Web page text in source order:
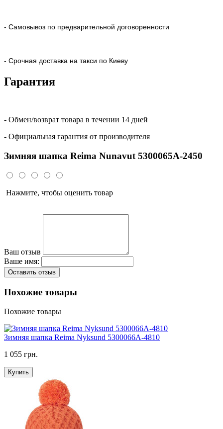
- Самовывоз по предварительной договоренности
- Срочная доставка на такси по Киеву
Гарантия
- Обмен/возврат товара в течении 14 дней
- Официальная гарантия от производителя
Зимняя шапка Reima Nunavut 5300065A-2450
Нажмите, чтобы оценить товар
Ваш отзыв
Ваше имя:
Оставить отзыв
Похожие товары
Похожие товары
Зимняя шапка Reima Nyksund 5300066A-4810
1 055 грн.
Купить